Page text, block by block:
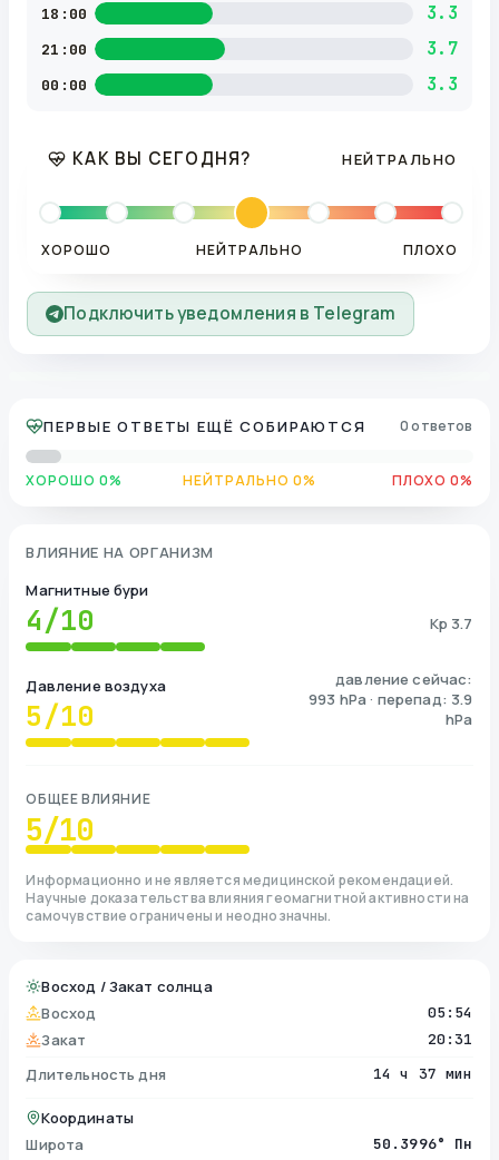
18:00 3.3
21:00 3.7
00:00 3.3
КАК ВЫ СЕГОДНЯ? НЕЙТРАЛЬНО
ХОРОШО НЕЙТРАЛЬНО ПЛОХО
Подключить уведомления в Telegram
ПЕРВЫЕ ОТВЕТЫ ЕЩЁ СОБИРАЮТСЯ 0 ответов
ХОРОШО 0% НЕЙТРАЛЬНО 0% ПЛОХО 0%
ВЛИЯНИЕ НА ОРГАНИЗМ
Магнитные бури
4/10 Kp 3.7
Давление воздуха
5/10
давление сейчас:
993 hPa · перепад: 3.9
hPa
ОБЩЕЕ ВЛИЯНИЕ
5/10
Информационно и не является медицинской рекомендацией.
Научные доказательства влияния геомагнитной активности на
самочувствие ограничены и неоднозначны.
Восход / Закат солнца
Восход
05:54
Закат 20:31
Длительность дня 14 ч 37 мин
Координаты
Широта
50.3996° Пн